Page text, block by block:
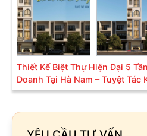
Thiết Kế Biệt Thự Hiện Đại 5
Doanh Tại Hà Nam – Tuyệt